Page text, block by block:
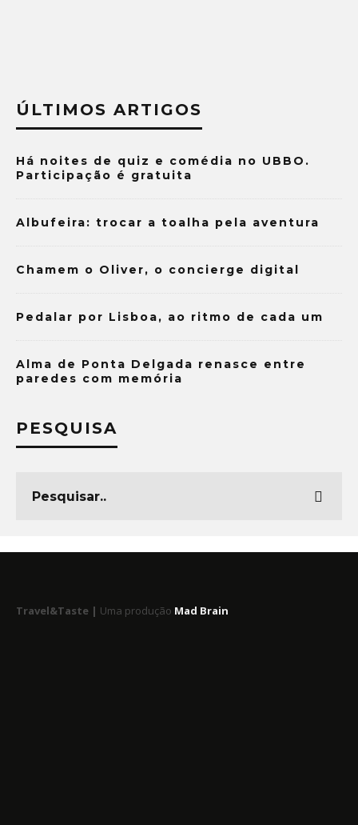
ÚLTIMOS ARTIGOS
Há noites de quiz e comédia no UBBO.
Participação é gratuita
Albufeira: trocar a toalha pela aventura
Chamem o Oliver, o concierge digital
Pedalar por Lisboa, ao ritmo de cada um
Alma de Ponta Delgada renasce entre
paredes com memória
PESQUISA
Travel&Taste | Uma produção Mad Brain